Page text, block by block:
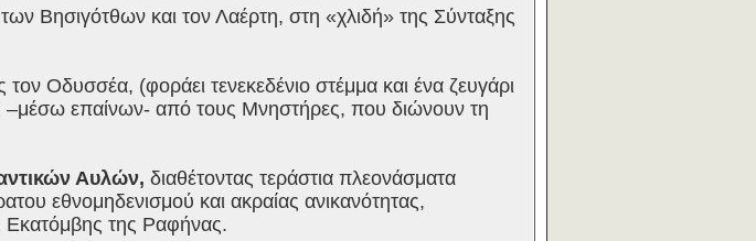
Βησιγότθων και τον Λαέρτη, στη «χλιδή» της Σύνταξης
Οδυσσέα, (φοράει τενεκεδένιο στέμμα και ένα ζευγάρι
–μέσω επαίνων- από τους Μνηστήρες, που διώνουν τη
Αυλών, διαθέτοντας τεράστια πλεονάσματα
εθνομηδενισμού και ακραίας ανικανότητας,
Εκατόμβης της Ραφήνας.